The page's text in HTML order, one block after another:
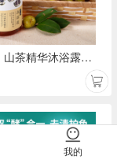
【青彩】山茶精华沐浴露500ml
我的